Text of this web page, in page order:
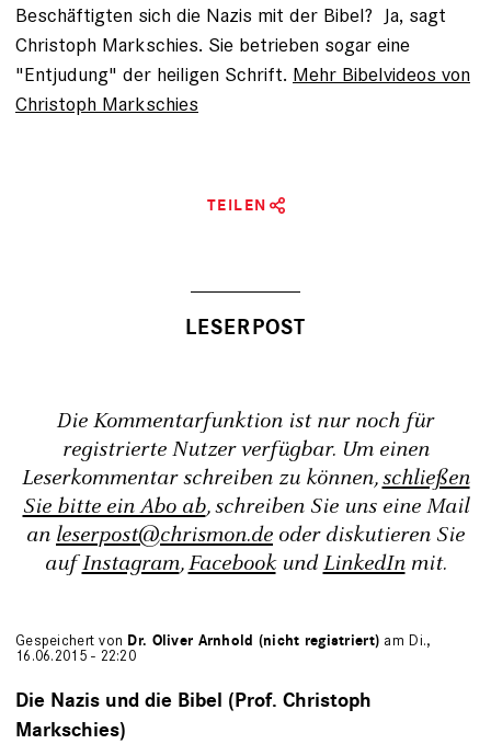
Beschäftigten sich die Nazis mit der Bibel? Ja, sagt
Christoph Markschies. Sie betrieben sogar eine
"Entjudung" der heiligen Schrift. Mehr Bibelvideos von
Christoph Markschies
TEILEN
Die Kommentarfunktion ist nur noch für
registrierte Nutzer verfügbar. Um einen
Leserkommentar schreiben zu können,schließen
Sie bitte ein Abo ab, schreiben Sie uns eine Mail
an leserpost@chrismon.de oder diskutieren Sie
aufInstagram,FacebookundLinkedInmit.
Gespeichert von Dr. Oliver Arnhold (nicht registriert) am Di.,
16.06.2015 - 22:20
Die Nazis und die Bibel (Prof. Christoph
Markschies)